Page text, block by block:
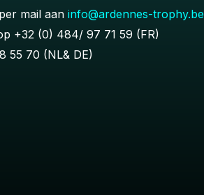
mail aan info@ardennes-trophy.be
+32 (0) 484/ 97 71 59 (FR)
55 70 (NL& DE)